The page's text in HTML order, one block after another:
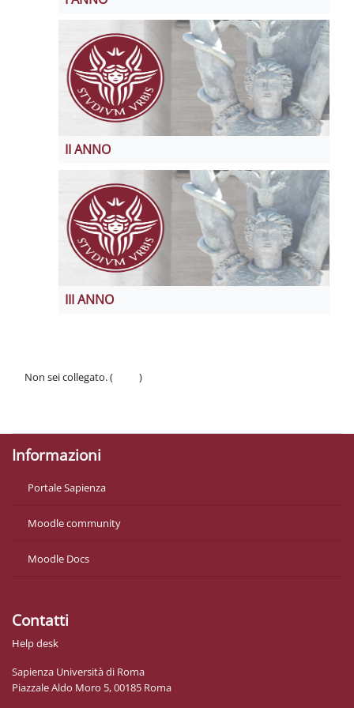
II ANNO
III ANNO
Non sei collegato. (
)
Informazioni
Portale Sapienza
Moodle community
Moodle Docs
Contatti
Help desk
Sapienza Università di Roma
Piazzale Aldo Moro 5, 00185 Roma